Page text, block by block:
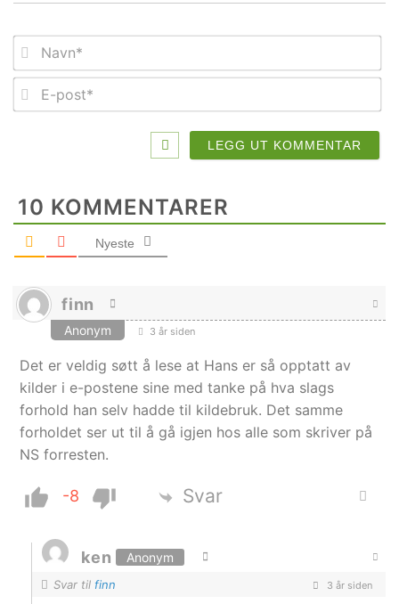
E-
10 KOMMENTARER
Nyeste
finn
Anonym 3 år siden
Det er veldig søtt å lese at Hans er så opptatt av
kilder i e-postene sine med tanke på hva slags
forhold han selv hadde til kildebruk. Det samme
forholdet ser ut til å gå igjen hos alle som skriver på
NS forresten.
-8 Svar
ken Anonym
Svar tilfinn 3 år siden